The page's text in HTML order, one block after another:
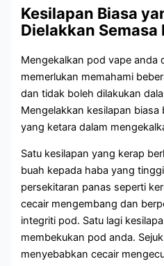
Kesilapan Biasa
Dielakkan Semasa
Mengekalkan pod vape anda
memerlukan memahami
dan tidak boleh dilakukan
Mengelakkan kesilapan
yang ketara dalam
Satu kesilapan yang kerap
buah kepada haba yang
persekitaran panas seperti
cecair mengembang dan
integriti pod. Satu lagi
membekukan pod anda.
menyebabkan cecair